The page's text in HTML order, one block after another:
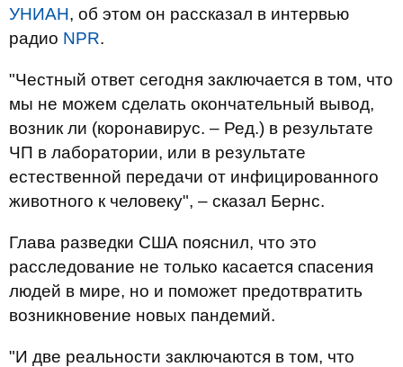
УНИАН, об этом он рассказал в интервью
радио NPR.
"Честный ответ сегодня заключается в том, что
мы не можем сделать окончательный вывод,
возник ли (коронавирус. – Ред.) в результате
ЧП в лаборатории, или в результате
естественной передачи от инфицированного
животного к человеку", – сказал Бернс.
Глава разведки США пояснил, что это
расследование не только касается спасения
людей в мире, но и поможет предотвратить
возникновение новых пандемий.
"И две реальности заключаются в том, что